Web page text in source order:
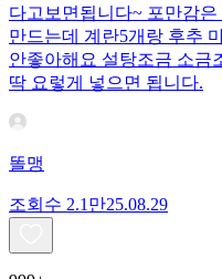
다고보면됩니다~ 포만감
만드는데 계란5개랑 후추
안좋아해요 설탕조금 소금
딱 요렇게 넣으면 됩니다.
똘맹
조회수 2.1만25.08.29